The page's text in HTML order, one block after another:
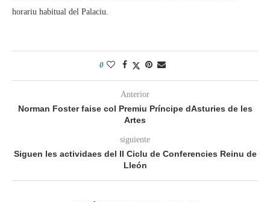
horariu habitual del Palaciu.
0
Anterior
Norman Foster faise col Premiu Príncipe dAsturies de les
Artes
siguiente
Siguen les actividaes del II Ciclu de Conferencies Reinu de
Lleón